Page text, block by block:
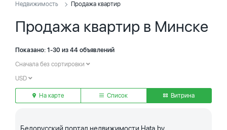
Недвижимость Продажа квартир
Продажа квартир в Минске
Показано: 1-30 из 44 объявлений
Сначала без сортировки
USD
На карте Список Витрина